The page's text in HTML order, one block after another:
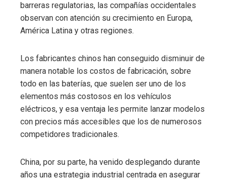
barreras regulatorias, las compañías occidentales
observan con atención su crecimiento en Europa,
América Latina y otras regiones.
Los fabricantes chinos han conseguido disminuir de
manera notable los costos de fabricación, sobre
todo en las baterías, que suelen ser uno de los
elementos más costosos en los vehículos
eléctricos, y esa ventaja les permite lanzar modelos
con precios más accesibles que los de numerosos
competidores tradicionales.
China, por su parte, ha venido desplegando durante
años una estrategia industrial centrada en asegurar